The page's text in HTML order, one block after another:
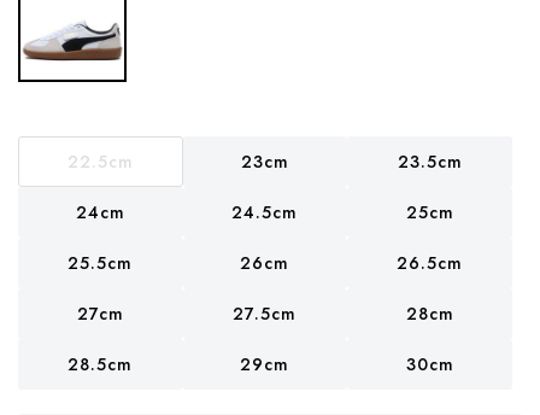
22.5cm 23cm 23.5cm
24cm 24.5cm 25cm
25.5cm 26cm 26.5cm
27cm 27.5cm 28cm
28.5cm 29cm 30cm